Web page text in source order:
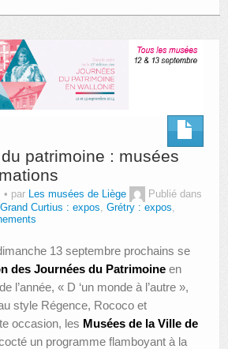
patrimoine : musées
par Les musées de Liège
Publié dans
Grand Curtius : expos, Grétry : expos,
13 septembre prochains se
des Journées du Patrimoine en
l’année, « D ‘un monde à l’autre »,
style Régence, Rococo et
occasion, les Musées de la Ville de
un programme flamboyant à la